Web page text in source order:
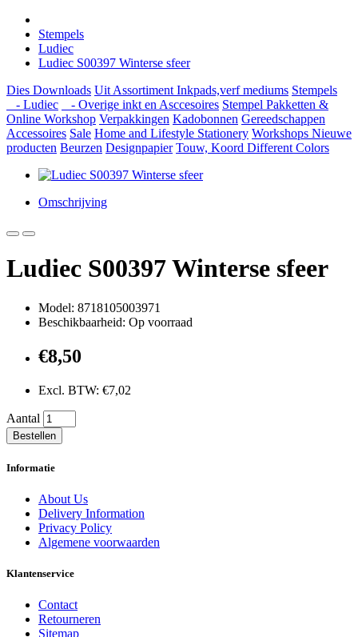
Stempels
Ludiec
Ludiec S00397 Winterse sfeer
Dies Downloads Uit Assortiment Inkpads,verf mediums Stempels
- Ludiec
- Overige inkt en Asccesoires Stempel Pakketten &
Online Workshop Verpakkingen Kadobonnen Gereedschappen
Accessoires Sale Home and Lifestyle Stationery Workshops Nieuwe
producten Beurzen Designpapier Touw, Koord Different Colors
Omschrijving
Ludiec S00397 Winterse sfeer
Model: 8718105003971
Beschikbaarheid: Op voorraad
€8,50
Excl. BTW: €7,02
Aantal
Bestellen
Informatie
About Us
Delivery Information
Privacy Policy
Algemene voorwaarden
Klantenservice
Contact
Retourneren
Sitemap